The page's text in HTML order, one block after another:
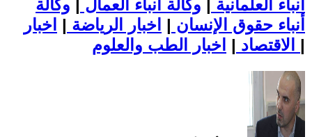
أنباء العلمانية | وكالة أنباء العمال | وكالة
أنباء حقوق الإنسان | اخبار الرياضة | اخبار
الاقتصاد | |